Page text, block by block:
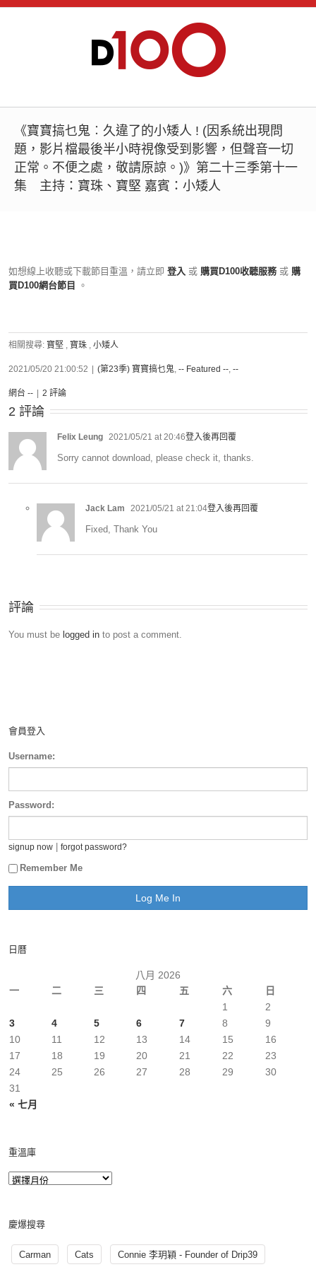
《寶寶搞乜鬼︰久違了的小矮人 ! (因系統出現問
題，影片檔最後半小時視像受到影響，但聲音一切
正常。不便之處，敬請原諒。)》第二十三季第十一
集 主持：寶珠、寶堅 嘉賓：小矮人
如想線上收聽或下載節目重溫，請立即 登入 或 購買D100收聽服務 或 購
買D100網台節目
。
相關搜尋: 寶堅 , 寶珠 , 小矮人
2021/05/20 21:00:52 (第23季) 寶寶搞乜鬼, -- Featured --, --
網台 -- 2 評論
2 評論
Felix Leung 2021/05/21 at 20:46登入後再回覆
Sorry cannot download, please check it, thanks.
Jack Lam 2021/05/21 at 21:04登入後再回覆
Fixed, Thank You
評論
You must be logged in to post a comment.
會員登入
Username:
Password:
signup now forgot password?
Remember Me
日曆
八月 2026
一
二 三 四 五 六 日
« 七月
1
2
3
4 5 6 7 8
9
10
11 12 13 14 15
16
17
18 19 20 21 22
23
24
25 26 27 28 29
30
31
重溫庫
慶爆搜尋
Carman Cats Connie 李玥穎 - Founder of Drip39